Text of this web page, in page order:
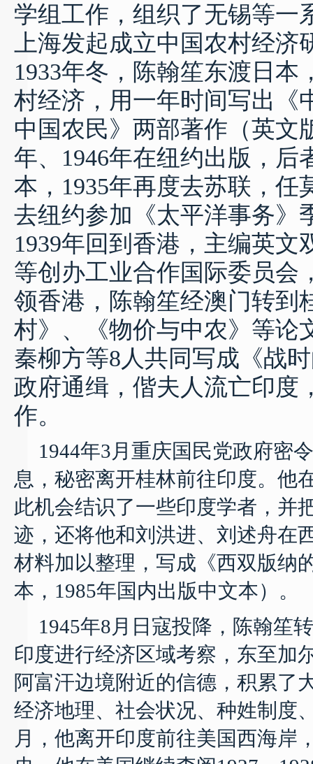
学组工作，组织了无锡等一
上海发起成立中国农村经
1933年冬，陈翰笙东渡日本
村经济，用一年时间写出《
中国农民》两部著作（英文
年、 1946年在纽约出版，后
本， 1935年再度去苏联，任
去纽约参加《太平洋事务》
1939年回到香港，主编英文
等创办工业合作国际委员会
领香港，陈翰笙经澳门转到
村》、《物价与中农》等论
秦柳方等8人共同写成《战
政府通缉，偕夫人流亡印度
作。
1944年3月重庆国民党政府密
息，秘密离开桂林前往印度。他
此机会结识了一些印度学者，并
迹，还将他和刘洪进、刘述舟在
材料加以整理，写成《西双版纳
本， 1985年国内出版中文本）。
1945年8月日寇投降，陈翰笙
印度进行经济区域考察，东至加
阿富汗边境附近的信德，积累了
经济地理、社会状况、种姓制度
月，他离开印度前往美国西海岸